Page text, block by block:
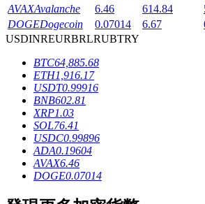
Launchpool
活期質押獲得熱門資產
AVAXAvalanche 6.46 614.84
DOGEDogecoin 0.07014 6.67
USDINREURBRLRUBTRY
BTC64,885.68
ETH1,916.17
USDT0.99916
BNB602.81
XRP1.03
SOL76.41
USDC0.99896
ADA0.19604
AVAX6.46
DOGE0.07014